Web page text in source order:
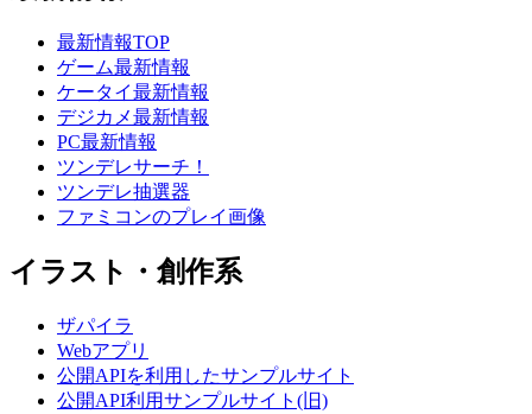
最新情報TOP
ゲーム最新情報
ケータイ最新情報
デジカメ最新情報
PC最新情報
ツンデレサーチ！
ツンデレ抽選器
ファミコンのプレイ画像
イラスト・創作系
ザパイラ
Webアプリ
公開APIを利用したサンプルサイト
公開API利用サンプルサイト(旧)